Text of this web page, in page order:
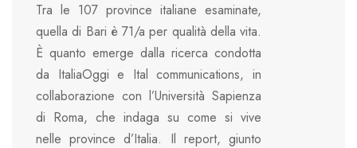
Tra le 107 province italiane esaminate,
quella di Bari è 71/a per qualità della vita.
È quanto emerge dalla ricerca condotta
da ItaliaOggi e Ital communications, in
collaborazione con l’Università Sapienza
di Roma, che indaga su come si vive
nelle province d’Italia. Il report, giunto